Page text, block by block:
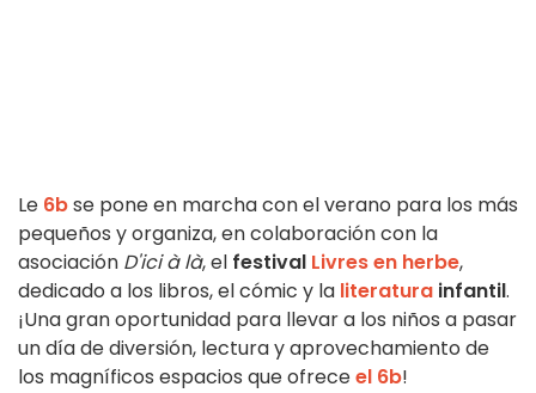
Le 6bse pone en marcha con el verano para los más
pequeños y organiza, en colaboración con la
asociación D'ici à là, el festival Livres en herbe,
dedicado a los libros, el cómic y la literatura infantil.
¡Una gran oportunidad para llevar a los niños a pasar
un día de diversión, lectura y aprovechamiento de
los magníficos espacios que ofreceel 6b!